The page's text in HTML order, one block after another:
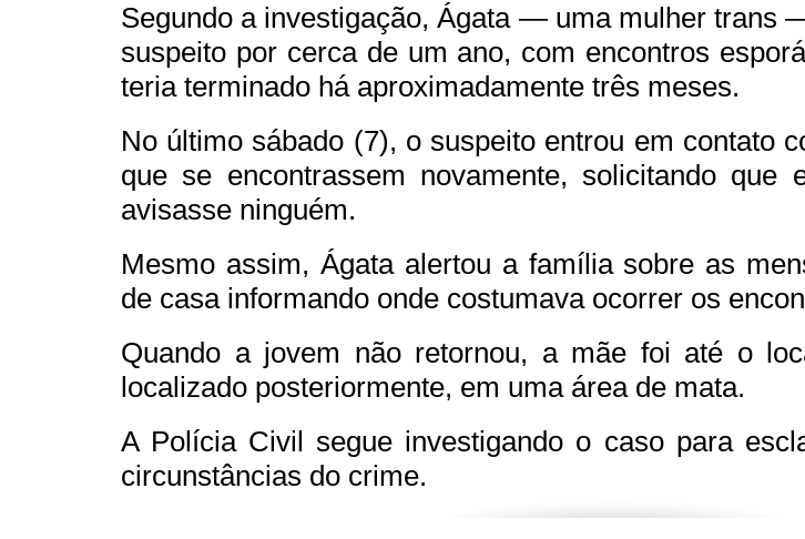
Segundo a investigação, Ágata — uma mulher trans
suspeito por cerca de um ano, com encontros
teria terminado há aproximadamente três meses.
No último sábado (7), o suspeito entrou em contato
que se encontrassem novamente, solicitando que
avisasse ninguém.
Mesmo assim, Ágata alertou a família sobre as
de casa informando onde costumava ocorrer os
Quando a jovem não retornou, a mãe foi até o
localizado posteriormente, em uma área de mata.
A Polícia Civil segue investigando o caso para
circunstâncias do crime.